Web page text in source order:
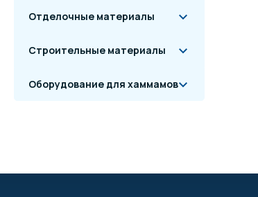
Отделочные материалы
Строительные материалы
Оборудование для хаммамов